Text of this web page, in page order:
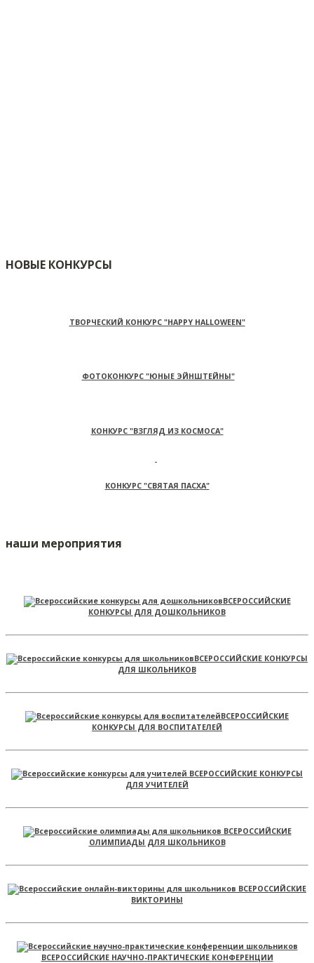
НОВЫЕ КОНКУРСЫ
ТВОРЧЕСКИЙ КОНКУРС "HAPPY HALLOWEEN"
ФОТОКОНКУРС "ЮНЫЕ ЭЙНШТЕЙНЫ"
КОНКУРС "ВЗГЛЯД ИЗ КОСМОСА"
КОНКУРС "СВЯТАЯ ПАСХА"
наши мероприятия
ВСЕРОССИЙСКИЕ
КОНКУРСЫ ДЛЯ ДОШКОЛЬНИКОВ
ВСЕРОССИЙСКИЕ КОНКУРСЫ
ДЛЯ ШКОЛЬНИКОВ
ВСЕРОССИЙСКИЕ
КОНКУРСЫ ДЛЯ ВОСПИТАТЕЛЕЙ
ВСЕРОССИЙСКИЕ КОНКУРСЫ
ДЛЯ УЧИТЕЛЕЙ
ВСЕРОССИЙСКИЕ
ОЛИМПИАДЫ ДЛЯ ШКОЛЬНИКОВ
ВСЕРОССИЙСКИЕ
ВИКТОРИНЫ
ВСЕРОССИЙСКИЕ НАУЧНО-ПРАКТИЧЕСКИЕ КОНФЕРЕНЦИИ